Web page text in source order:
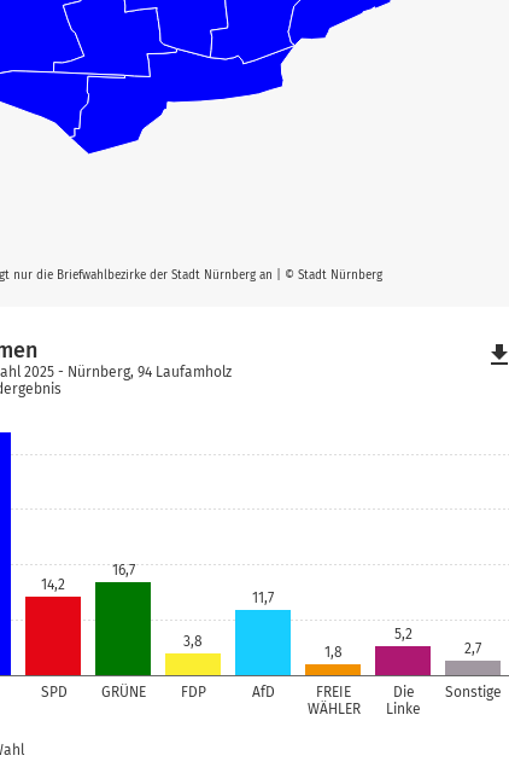
nur die Briefwahlbezirke der Stadt Nürnberg an | © Stadt Nürnberg
SPD GRÜNE FDP AfD
FREIE
WÄHLER
Die
Linke
Sonstige
14,2
16,7
3,8
11,7
1,8
5,2
2,7
2025 - Nürnberg, 94 Laufamholz
file_download